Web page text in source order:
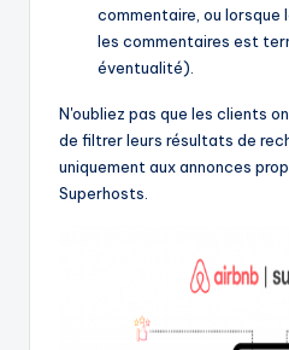
commentaire, ou lorsque
les commentaires est
éventualité).
N'oubliez pas que les clients
de filtrer leurs résultats de
uniquement aux annonces
Superhosts.